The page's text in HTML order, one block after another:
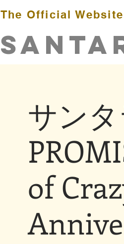
The Official Website
サン
of